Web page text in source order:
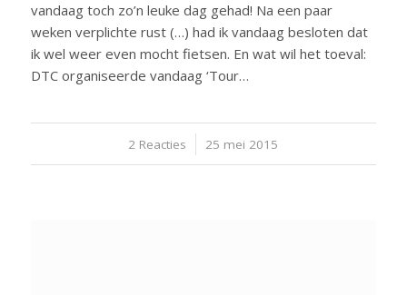
vandaag toch zo’n leuke dag gehad! Na een paar
weken verplichte rust (…) had ik vandaag besloten dat
ik wel weer even mocht fietsen. En wat wil het toeval:
DTC organiseerde vandaag ‘Tour…
2 Reacties
/ 25 mei 2015